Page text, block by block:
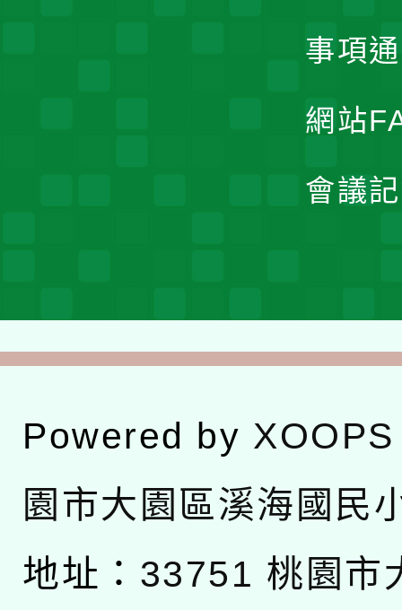
事項
網站
會議
Powered by XOOPS
園市大園區溪海國民
地址： 33751 桃園市